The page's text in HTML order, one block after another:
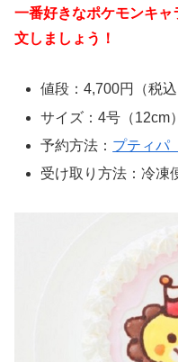
一番好きなポケモンキ
文しましょう！
値段：4,700円（税込
サイズ：4号（12cm
予約方法： プティパ
受け取り方法：冷凍